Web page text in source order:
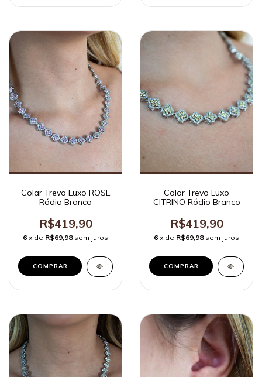
Colar Trevo Luxo ROSE
Ródio Branco
R$419,90
6 x de R$69,98 sem juros
Colar Trevo Luxo
CITRINO Ródio Branco
R$419,90
6 x de R$69,98 sem juros